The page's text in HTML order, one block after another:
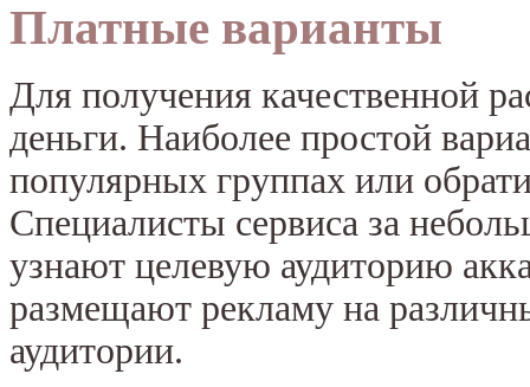
Платные варианты
Для получения качественной
деньги. Наиболее простой
популярных группах или
Специалисты сервиса за
узнают целевую аудиторию
размещают рекламу на
аудитории.